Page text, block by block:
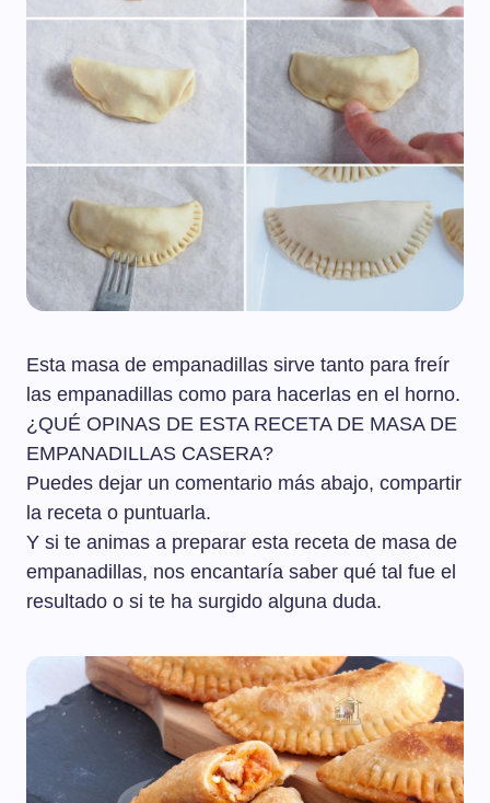
Esta masa de empanadillas sirve tanto para freír
las empanadillas como para hacerlas en el horno.
¿QUÉ OPINAS DE ESTA RECETA DE MASA DE
EMPANADILLAS CASERA?
Puedes dejar un comentario más abajo, compartir
la receta o puntuarla.
Y si te animas a preparar esta receta de masa de
empanadillas, nos encantaría saber qué tal fue el
resultado o si te ha surgido alguna duda.